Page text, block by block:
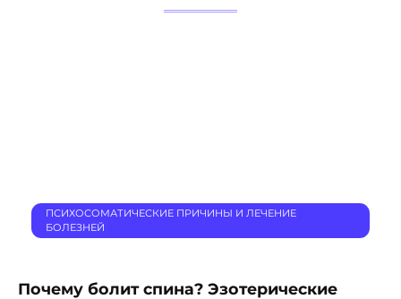
ПСИХОСОМАТИЧЕСКИЕ ПРИЧИНЫ И ЛЕЧЕНИЕ
БОЛЕЗНЕЙ
Почему болит спина? Эзотерические